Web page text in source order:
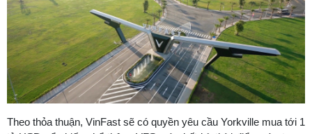
Theo thỏa thuận, VinFast sẽ có quyền yêu cầu Yorkville mua tới 1